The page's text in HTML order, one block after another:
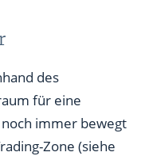
des
für eine
immer bewegt
Zone (siehe